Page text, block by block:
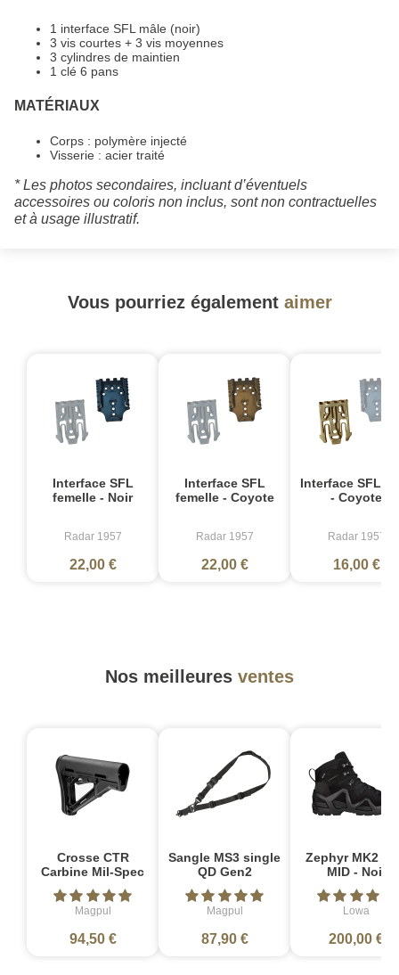
1 interface SFL mâle (noir)
3 vis courtes + 3 vis moyennes
3 cylindres de maintien
1 clé 6 pans
MATÉRIAUX
Corps : polymère injecté
Visserie : acier traité
* Les photos secondaires, incluant d’éventuels
accessoires ou coloris non inclus, sont non contractuelles
et à usage illustratif.
Vous pourriez également aimer
Interface SFL
femelle - Noir
Radar 1957
22,00 €
Interface SFL
femelle - Coyote
Radar 1957
22,00 €
Interface SFL
- Coyote
Radar 1957
16,00 €
Nos meilleures ventes
Crosse CTR
Carbine Mil-Spec
Magpul
94,50 €
Sangle MS3 single
QD Gen2
Magpul
87,90 €
Zephyr MK2
MID - Noir
Lowa
200,00 €